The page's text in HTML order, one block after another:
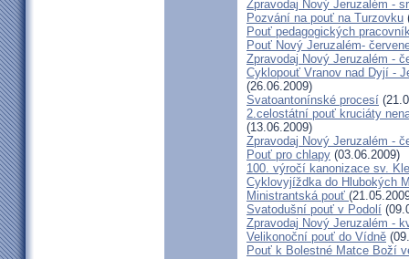
Zpravodaj Nový Jeruzalém -
Pozvání na pouť na Turzovku
Pouť pedagogických
Pouť Nový Jeruzalém-
Zpravodaj Nový Jeruzalém -
Cyklopouť Vranov nad Dyjí -
(26.06.2009)
Svatoantonínské procesí
2.celostátní pouť kruciáty
(13.06.2009)
Zpravodaj Nový Jeruzalém -
Pouť pro chlapy (03.06.2009)
100. výročí kanonizace sv.
Cyklovyjíždka do Hlubokých
Ministrantská pouť
Svatodušní pouť v Podolí
Zpravodaj Nový Jeruzalém -
Velikonoční pouť do Vídně
Pouť k Bolestné Matce Boží